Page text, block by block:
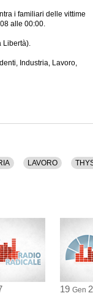
i familiari delle vittime
alle 00:00.
Libertà).
Industria, Lavoro,
LAVORO
19 Gen